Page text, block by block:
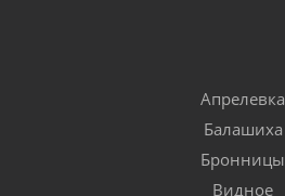
Апрелевка
Балашиха
Бронницы
Видное